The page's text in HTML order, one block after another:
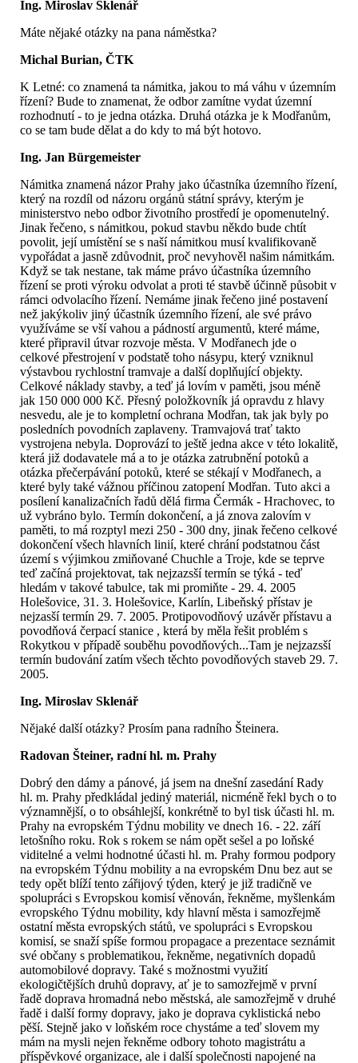
Ing. Miroslav Sklenář
Máte nějaké otázky na pana náměstka?
Michal Burian, ČTK
K Letné: co znamená ta námitka, jakou to má váhu v územním
řízení? Bude to znamenat, že odbor zamítne vydat územní
rozhodnutí - to je jedna otázka. Druhá otázka je k Modřanům,
co se tam bude dělat a do kdy to má být hotovo.
Ing. Jan Bürgemeister
Námitka znamená názor Prahy jako účastníka územního řízení,
který na rozdíl od názoru orgánů státní správy, kterým je
ministerstvo nebo odbor životního prostředí je opomenutelný.
Jinak řečeno, s námitkou, pokud stavbu někdo bude chtít
povolit, její umístění se s naší námitkou musí kvalifikovaně
vypořádat a jasně zdůvodnit, proč nevyhověl našim námitkám.
Když se tak nestane, tak máme právo účastníka územního
řízení se proti výroku odvolat a proti té stavbě účinně působit v
rámci odvolacího řízení. Nemáme jinak řečeno jiné postavení
než jakýkoliv jiný účastník územního řízení, ale své právo
využíváme se vší vahou a pádností argumentů, které máme,
které připravil útvar rozvoje města. V Modřanech jde o
celkové přestrojení v podstatě toho násypu, který vzniknul
výstavbou rychlostní tramvaje a další doplňující objekty.
Celkové náklady stavby, a teď já lovím v paměti, jsou méně
jak 150 000 000 Kč. Přesný položkovník já opravdu z hlavy
nesvedu, ale je to kompletní ochrana Modřan, tak jak byly po
posledních povodních zaplaveny. Tramvajová trať takto
vystrojena nebyla. Doprovází to ještě jedna akce v této lokalitě,
která již dodavatele má a to je otázka zatrubnění potoků a
otázka přečerpávání potoků, které se stékají v Modřanech, a
které byly také vážnou příčinou zatopení Modřan. Tuto akci a
posílení kanalizačních řadů dělá firma Čermák - Hrachovec, to
už vybráno bylo. Termín dokončení, a já znova zalovím v
paměti, to má rozptyl mezi 250 - 300 dny, jinak řečeno celkové
dokončení všech hlavních linií, které chrání podstatnou část
území s výjimkou zmiňované Chuchle a Troje, kde se teprve
teď začíná projektovat, tak nejzazsší termín se týká - teď
hledám v takové tabulce, tak mi promiňte - 29. 4. 2005
Holešovice, 31. 3. Holešovice, Karlín, Libeňský přístav je
nejzasší termín 29. 7. 2005. Protipovodňový uzávěr přístavu a
povodňová čerpací stanice , která by měla řešit problém s
Rokytkou v případě souběhu povodňových...Tam je nejzazsší
termín budování zatím všech těchto povodňových staveb 29. 7.
2005.
Ing. Miroslav Sklenář
Nějaké další otázky? Prosím pana radního Šteinera.
Radovan Šteiner, radní hl. m. Prahy
Dobrý den dámy a pánové, já jsem na dnešní zasedání Rady
hl. m. Prahy předkládal jediný materiál, nicméně řekl bych o to
významnější, o to obsáhlejší, konkrétně to byl tisk účasti hl. m.
Prahy na evropském Týdnu mobility ve dnech 16. - 22. září
letošního roku. Rok s rokem se nám opět sešel a po loňské
viditelné a velmi hodnotné účasti hl. m. Prahy formou podpory
na evropském Týdnu mobility a na evropském Dnu bez aut se
tedy opět blíží tento zářijový týden, který je již tradičně ve
spolupráci s Evropskou komisí věnován, řekněme, myšlenkám
evropského Týdnu mobility, kdy hlavní města i samozřejmě
ostatní města evropských států, ve spolupráci s Evropskou
komisí, se snaží spíše formou propagace a prezentace seznámit
své občany s problematikou, řekněme, negativních dopadů
automobilové dopravy. Také s možnostmi využití
ekologičtějších druhů dopravy, ať je to samozřejmě v první
řadě doprava hromadná nebo městská, ale samozřejmě v druhé
řadě i další formy dopravy, jako je doprava cyklistická nebo
pěší. Stejně jako v loňském roce chystáme a teď slovem my
mám na mysli nejen řekněme odbory tohoto magistrátu a
příspěvkové organizace, ale i další společnosti napojené na